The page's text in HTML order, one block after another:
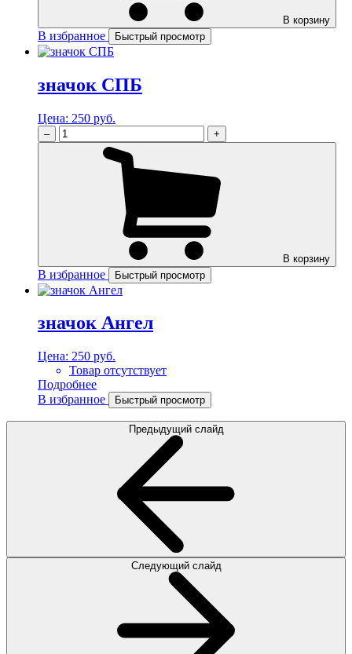
В корзину
В избранное Быстрый просмотр
значок СПБ
Цена: 250 руб.
– +
В корзину
В избранное Быстрый просмотр
значок Ангел
Цена: 250 руб.
Товар отсутствует
Подробнее
В избранное
Быстрый просмотр
Предыдущий слайд
Следующий слайд